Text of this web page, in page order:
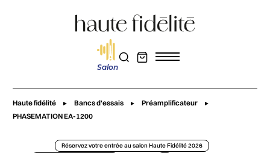
Salon
Haute fidélité Bancs d'essais
Préamplificateur
PHASEMATION EA-1200
Réservez votre entrée au salon Haute Fidélité 2026